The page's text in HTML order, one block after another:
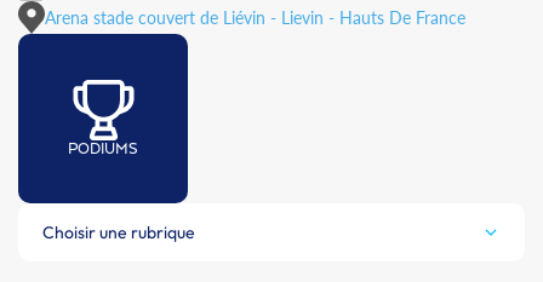
Arena stade couvert de Liévin - Lievin - Hauts De France
PODIUMS
Choisir une rubrique